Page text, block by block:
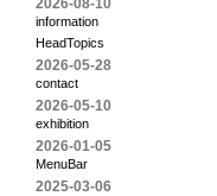
2026-08-10
information
HeadTopics
2026-05-28
contact
2026-05-10
exhibition
2026-01-05
MenuBar
2025-03-06